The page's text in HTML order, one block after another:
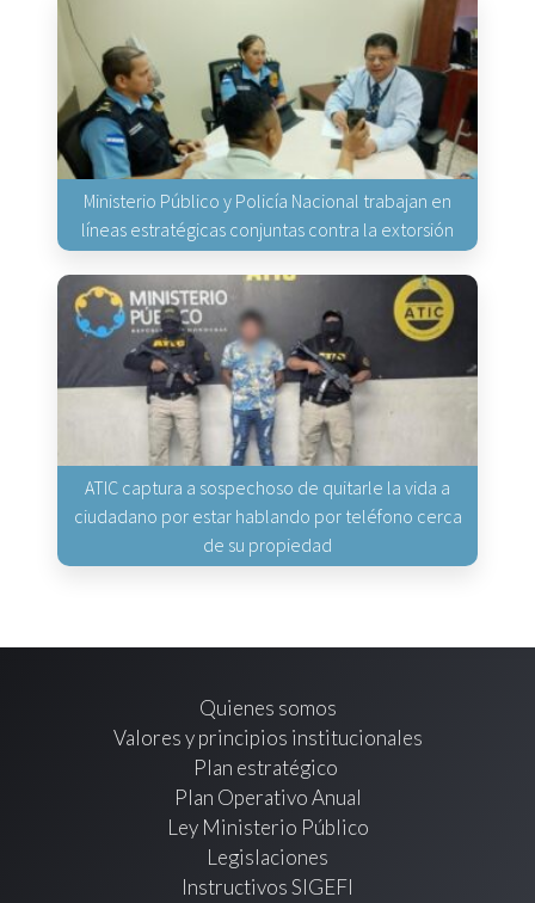
Ministerio Público y Policía Nacional trabajan en
líneas estratégicas conjuntas contra la extorsión
ATIC captura a sospechoso de quitarle la vida a
ciudadano por estar hablando por teléfono cerca
de su propiedad
Quienes somos
Valores y principios institucionales
Plan estratégico
Plan Operativo Anual
Ley Ministerio Público
Legislaciones
Instructivos SIGEFI